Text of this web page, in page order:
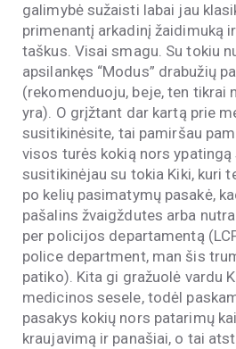
galimybė sužaisti labai jau
primenantį arkadinį žaidimuką
taškus. Visai smagu. Su tokiu
apsilankęs “Modus” drabužių
(rekomenduoju, beje, ten tikrai
yra). O grįžtant dar kartą prie
susitikinėsite, tai pamiršau
visos turės kokią nors ypatingą
susitikinėjau su tokia Kiki, kuri
po kelių pasimatymų pasakė,
pašalins žvaigždutes arba
per policijos departamentą
police department, man šis
patiko). Kita gi gražuolė vardu
medicinos sesele, todėl
pasakys kokių nors patarimų
kraujavimą ir panašiai, o tai